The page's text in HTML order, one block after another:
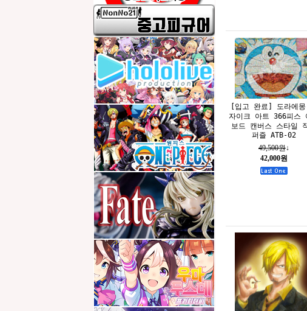
[입고 완료] 도라에
자이크 아트 366피스
보드 캔버스 스타일
퍼즐 ATB-02
49,500원↓
42,000원